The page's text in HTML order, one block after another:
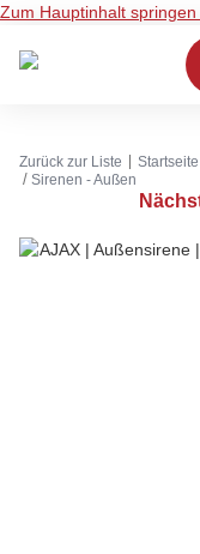
Zum Hauptinhalt springen
Zurück zur Liste Startseite
Sirenen - Außen